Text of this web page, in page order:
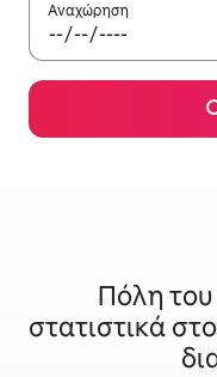
Αναχώρηση
Πόλη
στατιστικά